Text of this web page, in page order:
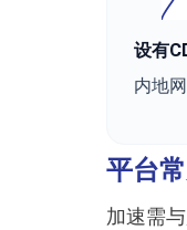
设有
内地
平台
加速需